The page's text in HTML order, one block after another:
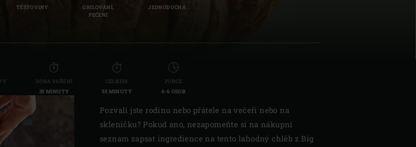
Slovenia | Slovenija
Switzerland (French) | Schweiz (Français)
Turkey | Türkiye
TĚSTOVINY
GRILOVÁNÍ,
PEČENÍ
JEDNODUCHÁ
DOBA VAŘENÍ
35 MINUTY
CELKEM
55 MINUTY
PORCE
4-6 OSOB
Pozvali jste rodinu nebo přátele na večeři nebo na
skleničku? Pokud ano, nezapomeňte si na nákupní
seznam zapsat ingredience na tento lahodný chléb z Big